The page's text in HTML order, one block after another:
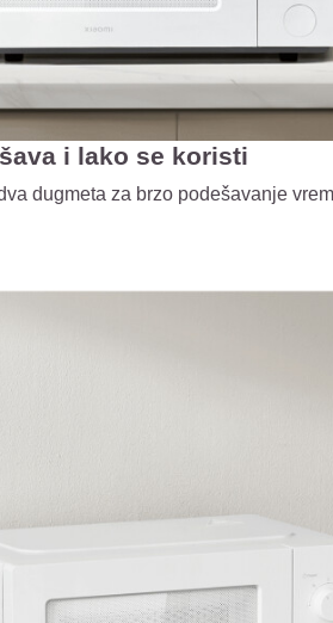
i lako se koristi
dugmeta za brzo podešavanje